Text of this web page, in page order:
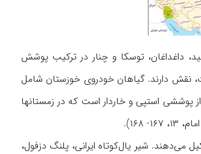
داغداغان، توسکا و چنار در ترکیب پوشش
نقش دارند. گیاهان خودروی خوزستان شامل
پوششی استپی و خاردار است که در زمستانها
می‌دهند. شیر یال‌کوتاه ایرانی، پلنگ دزفول،